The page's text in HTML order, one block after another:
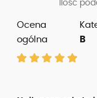
Ilość
Ocena
ogólna
B